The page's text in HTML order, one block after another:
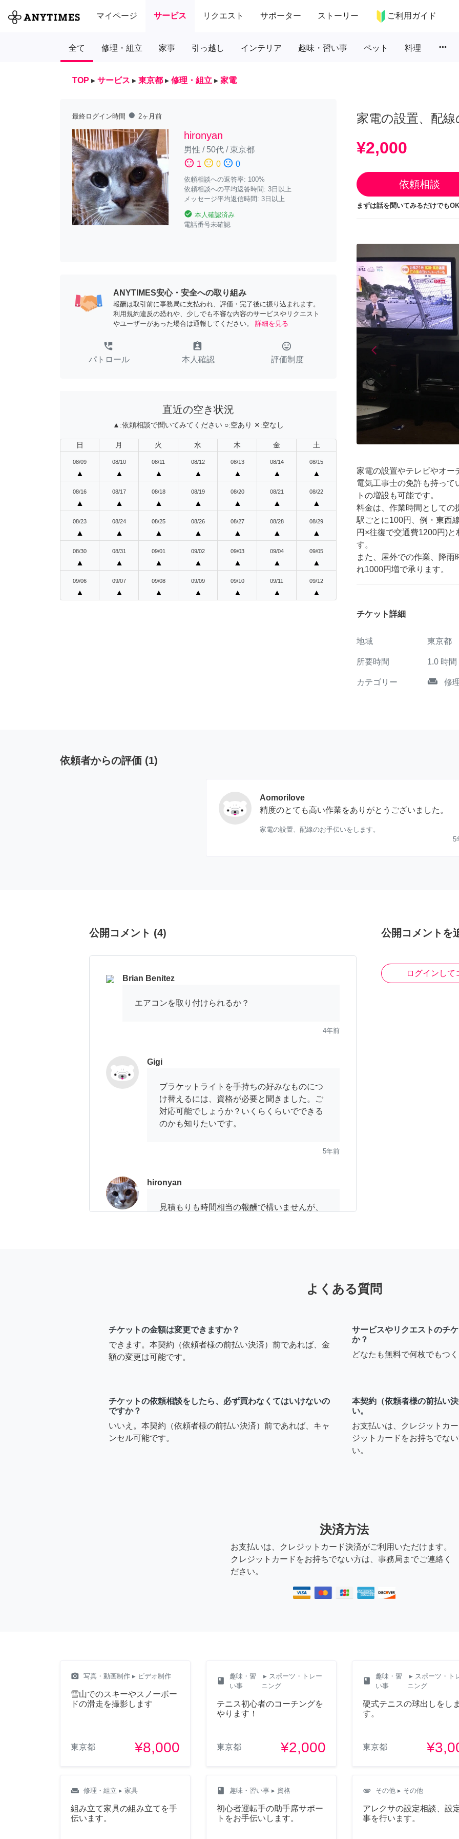
マイページ サービス リクエスト サポーター ストーリー ご利用ガイド
全て 修理・組立 家事 引っ越し インテリア 趣味・習い事 ペット 料理 more_horiz
TOP ▸ サービス ▸ 東京都 ▸ 修理・組立 ▸ 家電
最終ログイン時間 fiber_manual_record 2ヶ月前
hironyan
男性 / 50代/東京都
sentiment_satisfied 1 sentiment_neutral 0 sentiment_dissatisfied 0
依頼相談への返答率: 100%
依頼相談への平均返答時間: 3日以上
メッセージ平均返信時間: 3日以上
check_circle 本人確認済み
電話番号未確認
ANYTIMES安心・安全への取り組み
報酬は取引前に事務局に支払われ、評価・完了後に振り込まれます。
利用規約違反の恐れや、少しでも不審な内容のサービスやリクエスト
やユーザーがあった場合は通報してください。
詳細を見る
perm_phone_msg
パトロール
assignment_ind
本人確認
tag_faces
評価制度
直近の空き状況
▲:依頼相談で聞いてみてください ○:空あり ✕:空なし
日 月 火 水 木 金 土
08/09
▲
08/10
▲
08/11
▲
08/12
▲
08/13
▲
08/14
▲
08/15
▲
08/16
▲
08/17
▲
08/18
▲
08/19
▲
08/20
▲
08/21
▲
08/22
▲
08/23
▲
08/24
▲
08/25
▲
08/26
▲
08/27
▲
08/28
▲
08/29
▲
08/30
▲
08/31
▲
09/01
▲
09/02
▲
09/03
▲
09/04
▲
09/05
▲
09/06
▲
09/07
▲
09/08
▲
09/09
▲
09/10
▲
09/11
▲
09/12
▲
家電の設置、配線
¥2,000
依頼相談
まずは話を聞いてみるだけでも
arrow_back_iosPrevious
家電の設置やテレビやオー
電気工事士の免許も持って
トの増設も可能です。
料金は、作業時間としての
駅ごとに100円、例・東西
円×往復で交通費1200円)
す。
また、屋外での作業、降
れ1000円増で承ります。
チケット詳細
地域 東京都
所要時間 1.0 時間
カテゴリー weekend 修
依頼者からの評価 (1)
Aomorilove
精度のとても高い作業をありがとうございました。
家電の設置、配線のお手伝いをします。
5
公開コメント (4)
Brian Benitez
エアコンを取り付けられるか？
4年前
Gigi
ブラケットライトを手持ちの好みなものにつ
け替えるには、資格が必要と聞きました。ご
対応可能でしょうか？いくらくらいでできる
のかも知りたいです。
5年前
hironyan
見積もりも時間相当の報酬で構いませんが、
で、必要な部品もお知らせしますので、必要
ます。
です。見積もりはどのように出していただけ
るのですか？
公開コメントを
ログインして
よくある質問
チケットの金額は変更できますか？
できます。本契約（依頼者様の前払い決済）前であれば、金
額の変更は可能です。
サービスやリクエストのチ
か？
どなたも無料で何枚でもつ
チケットの依頼相談をしたら、必ず買わなくてはいけないの
ですか？
いいえ。本契約（依頼者様の前払い決済）前であれば、キャ
ンセル可能です。
本契約（依頼者様の前払い
い。
お支払いは、クレジットカ
ジットカードをお持ちでな
い。
決済方法
お支払いは、クレジットカード決済がご利用いただけます。
クレジットカードをお持ちでない方は、事務局までご連絡く
ださい。
camera_alt 写真・動画制作 ▸ ビデオ制作
雪山でのスキーやスノーボー
ドの滑走を撮影します
東京都 ¥8,000
class
趣味・習
い事
▸ スポーツ・トレー
ニング
テニス初心者のコーチングを
やります！
東京都 ¥2,000
class
趣味・習
い事
▸ スポーツ・ト
ニング
硬式テニスの球出しをしま
す。
東京都
weekend 修理・組立 ▸ 家具
組み立て家具の組み立てを手
伝います。
class 趣味・習い事 ▸ 資格
初心者運転手の助手席サポー
トをお手伝いします。
attachment その他 ▸ その他
アレクサの設定相談、設
事を行います。